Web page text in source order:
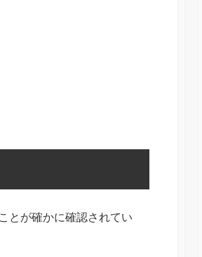
とが確かに確認されてい